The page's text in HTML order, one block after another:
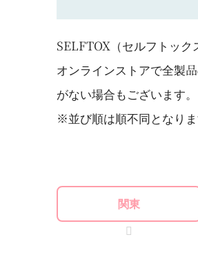
SELFTOX（セルフトック
オンラインストアで全製
がない場合もございます。
※並び順は順不同となりま
関東